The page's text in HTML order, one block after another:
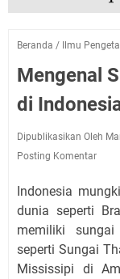
Beranda / Ilmu
Mengenal
di
Dipublikasikan Oleh
Posting Komentar
Indonesia
dunia seperti
memiliki
seperti Sungai
Mississipi di